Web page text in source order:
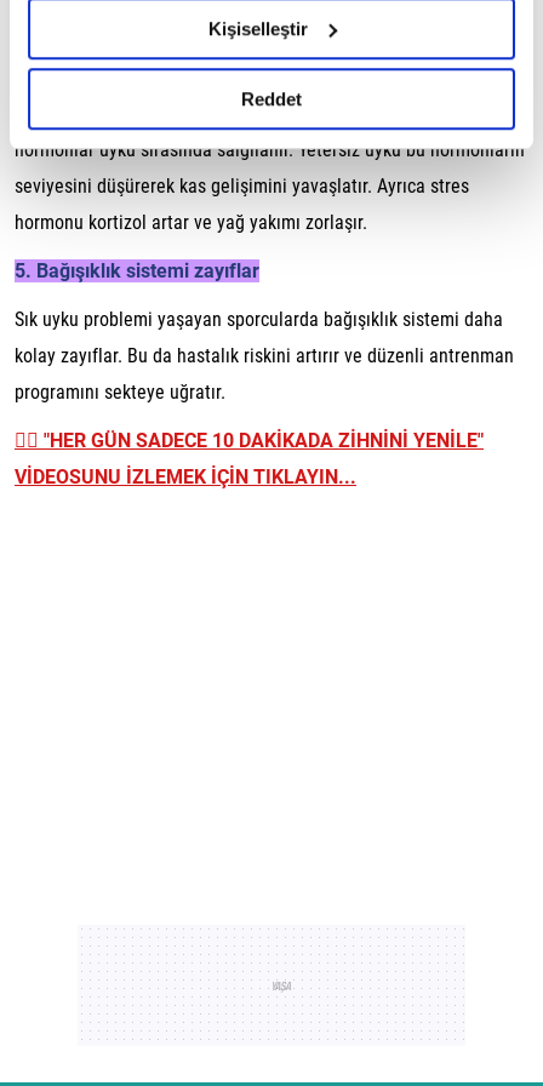
okumak ve sitemizi ziyaretiniz kapsamında
gerçekleştirilen veri işleme faaliyetleri ile ilgili daha
detaylı bilgi almak için lütfentıklayınız.
Kişiselleştir
Reddet
vadede spora bağlılığı olumsuz etkiler.
4. Hormon dengesi bozulur
Büyüme hormonu ve testosteron gibi kas gelişimiyle ilişkili
hormonlar uyku sırasında salgılanır. Yetersiz uyku bu hormonların
seviyesini düşürerek kas gelişimini yavaşlatır. Ayrıca stres
hormonu kortizol artar ve yağ yakımı zorlaşır.
5. Bağışıklık sistemi zayıflar
Sık uyku problemi yaşayan sporcularda bağışıklık sistemi daha
kolay zayıflar. Bu da hastalık riskini artırır ve düzenli antrenman
programını sekteye uğratır.
👉🏼 "HER GÜN SADECE 10 DAKİKADA ZİHNİNİ YENİLE"
VİDEOSUNU İZLEMEK İÇİN TIKLAYIN...